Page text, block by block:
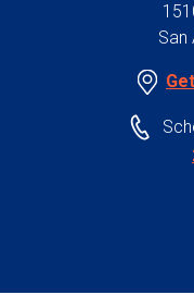
San